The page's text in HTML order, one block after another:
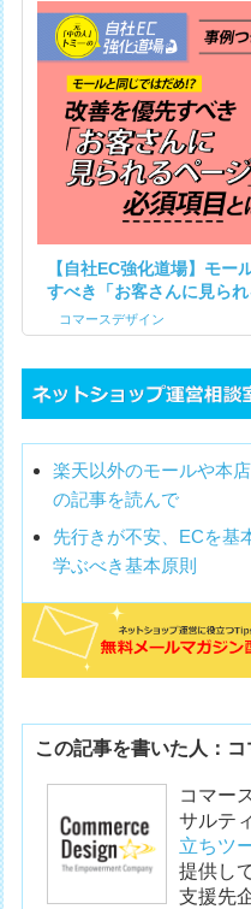
【自社EC強化道場】モー
すべき「お客さんに見ら
コマースデザイン
楽天以外のモールや本
の記事を読んで
先行きが不安、ECを基
学ぶべき基本原則
この記事を書いた人：
コマー
サルテ
立ちツ
提供し
支援先